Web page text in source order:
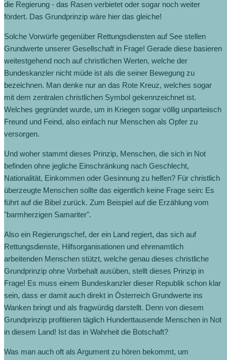
die Regierung - das Rasen verbietet oder sogar noch weiter
fördert. Das Grundprinzip wäre hier das gleiche!
Solche Vorwürfe gegenüber Rettungsdiensten auf See stellen
Grundwerte unserer Gesellschaft in Frage! Gerade diese basieren
weitestgehend noch auf christlichen Werten, welche der
Bundeskanzler nicht müde ist als die seiner Bewegung zu
bezeichnen. Man denke nur an das Rote Kreuz, welches sogar
mit dem zentralen christlichen Symbol gekennzeichnet ist.
Welches gegründet wurde, um in Kriegen sogar völlig unparteiisch
Freund und Feind, also einfach nur Menschen als Opfer zu
versorgen.
Und woher stammt dieses Prinzip, Menschen, die sich in Not
befinden ohne jegliche Einschränkung nach Geschlecht,
Nationalität, Einkommen oder Gesinnung zu helfen? Für christlich
überzeugte Menschen sollte das eigentlich keine Frage sein: Es
führt auf die Bibel zurück. Zum Beispiel auf die Erzählung vom
"barmherzigen Samariter".
Also ein Regierungschef, der ein Land regiert, das sich auf
Rettungsdienste, Hilfsorganisationen und ehrenamtlich
arbeitenden Menschen stützt, welche genau dieses christliche
Grundprinzip ohne Vorbehalt ausüben, stellt dieses Prinzip in
Frage! Es muss einem Bundeskanzler dieser Republik schon klar
sein, dass er damit auch direkt in Österreich Grundwerte ins
Wanken bringt und als fragwürdig darstellt. Denn von diesem
Grundprinzip profitieren täglich Hunderttausende Menschen in Not
in diesem Land! Ist das in Wahrheit die Botschaft?
Was man auch oft als Argument zu hören bekommt, um